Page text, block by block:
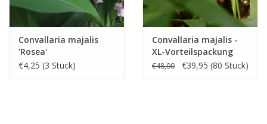
Convallaria majalis
'Rosea'
€4,25 (3 Stück)
Convallaria majalis -
XL-Vorteilspackung
€48,00 €39,95 (80 Stück)